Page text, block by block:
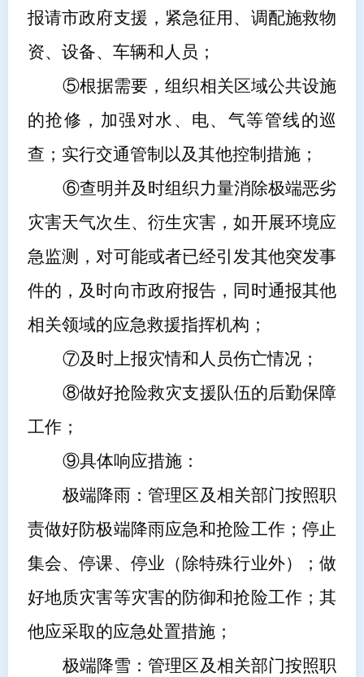
报请市政府支援 ， 紧急征用、调配施救物
资、设备、车辆和人员；
⑤根据需要，组织相关区域公共设施
的抢修，加强对水、电、气等管线的巡
查；实行交通管制以及其他控制措施；
⑥查明并及时组织力量消除极端恶劣
灾害天气次生、衍生灾害，如开展环境应
急监测，对可能或者已经引发其他突发事
件的，及时向市政府报告，同时通报其他
相关领域的应急救援指挥机构；
⑦及时上报灾情和人员伤亡情况；
⑧做好抢险救灾支援队伍的后勤保障
工作；
⑨具体响应措施：
极端降雨： 管理区及相关部门按照职
责做好防极端降雨应急和抢险工作；停止
集会、停课、停业（除特殊行业外）；做
好地质灾害等灾害的防御和抢险工作；其
他应采取的应急处置措施；
极端降雪： 管理区及相关部门按照职